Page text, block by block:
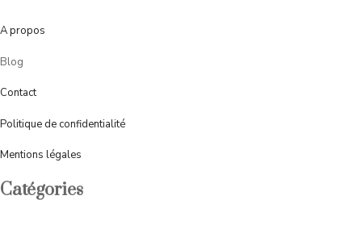
Apropos
Blog
Contact
Politique de confidentialité
Mentions légales
Catégories